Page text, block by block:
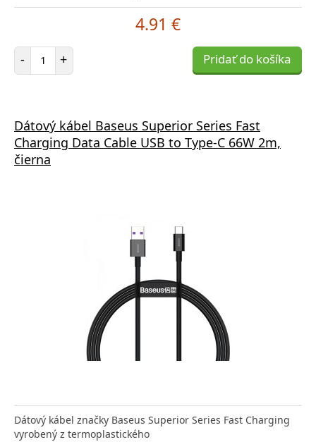
4.91 €
- Počet položiek
+ Pridať do košíka
Dátový kábel Baseus Superior Series Fast
Charging Data Cable USB to Type-C 66W 2m,
čierna
Dátový kábel značky Baseus Superior Series Fast Charging
vyrobený z termoplastického